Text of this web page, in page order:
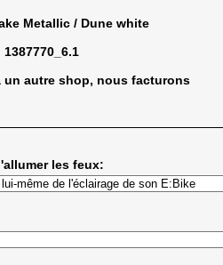
Metallic / Dune white
1387770_6.1
un autre shop, nous facturons
les feux: